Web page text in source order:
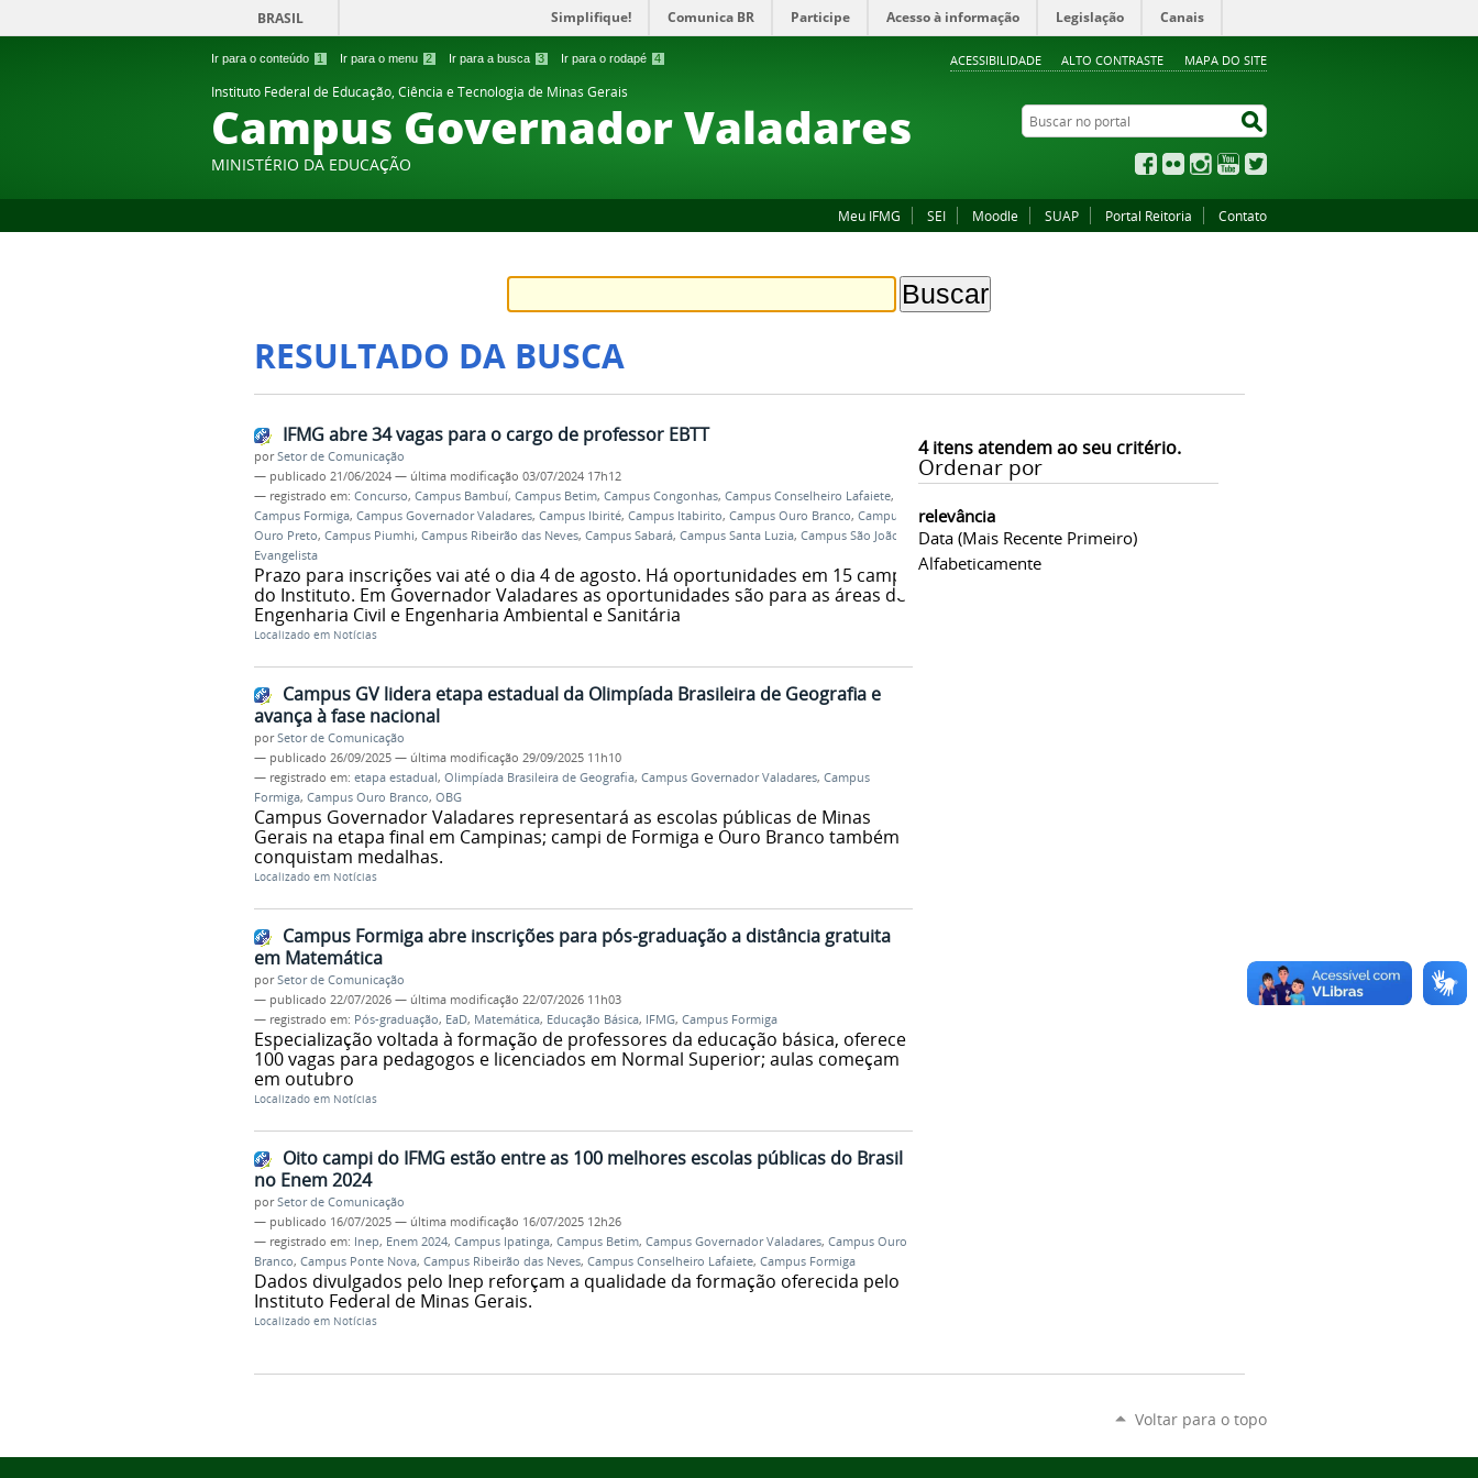
Ir para o conteúdo 1 Ir para o menu 2 Ir para a busca 3 Ir para o rodapé 4 ACESSIBILIDADE ALTO CONTRASTE MAPA DO SITE
BRASIL Simplifique! Comunica BR Participe Acesso à informação Legislação Canais
Instituto Federal de Educação, Ciência e Tecnologia de Minas Gerais
Campus Governador Valadares
MINISTÉRIO DA EDUCAÇÃO
Buscar no portal
Facebook
Flickr InstagramYouTube
Meu IFMG SEI Moodle SUAP Portal Reitoria Contato
RESULTADO DA BUSCA
4itens atendem ao seu critério.
Ordenar por
relevância
Data (mais Recente Primeiro)
Alfabeticamente
IFMG abre 34 vagas para o cargo de professor EBTT
porSetor de Comunicação
— publicado 21/06/2024 — última modificação 03/07/2024 17h12
— registrado em: Concurso, Campus Bambuí, Campus Betim, Campus Congonhas, Campus Conselheiro Lafaiete,
Campus Formiga, Campus Governador Valadares, Campus Ibirité, Campus Itabirito, Campus Ouro Branco, Campus
Ouro Preto, Campus Piumhi, Campus Ribeirão das Neves, Campus Sabará, Campus Santa Luzia, Campus São João
Evangelista
Prazo para inscrições vai até o dia 4 de agosto. Há oportunidades em 15 campi
do Instituto. Em Governador Valadares as oportunidades são para as áreas de
Engenharia Civil e Engenharia Ambiental e Sanitária
Localizado em Notícias
Campus GV lidera etapa estadual da Olimpíada Brasileira de Geografia e
avança à fase nacional
porSetor de Comunicação
— publicado 26/09/2025 — última modificação 29/09/2025 11h10
— registrado em: etapa estadual, Olimpíada Brasileira de Geografia, Campus Governador Valadares, Campus
Formiga, Campus Ouro Branco, OBG
Campus Governador Valadares representará as escolas públicas de Minas
Gerais na etapa final em Campinas; campi de Formiga e Ouro Branco também
conquistam medalhas.
Localizado em Notícias
Campus Formiga abre inscrições para pós-graduação a distância gratuita
em Matemática
porSetor de Comunicação
— publicado 22/07/2026 — última modificação 22/07/2026 11h03
— registrado em: Pós-graduação, EaD, Matemática, Educação Básica, IFMG, Campus Formiga
Especialização voltada à formação de professores da educação básica, oferece
100 vagas para pedagogos e licenciados em Normal Superior; aulas começam
em outubro
Localizado em Notícias
Oito campi do IFMG estão entre as 100 melhores escolas públicas do Brasil
no Enem 2024
porSetor de Comunicação
— publicado 16/07/2025 — última modificação 16/07/2025 12h26
— registrado em: Inep, Enem 2024, Campus Ipatinga, Campus Betim, Campus Governador Valadares, Campus Ouro
Branco, Campus Ponte Nova, Campus Ribeirão das Neves, Campus Conselheiro Lafaiete, Campus Formiga
Dados divulgados pelo Inep reforçam a qualidade da formação oferecida pelo
Instituto Federal de Minas Gerais.
Localizado em Notícias
Voltar para o topo